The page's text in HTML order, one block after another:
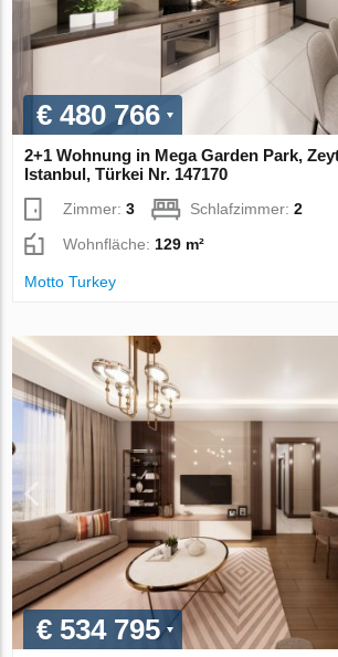
€ 480 766
2+1 Wohnung in Mega Garden Park,
Istanbul, Türkei Nr. 147170
Zimmer:3 Schlafzimmer:2
Wohnfläche:129 m²
Motto Turkey
€ 534 795